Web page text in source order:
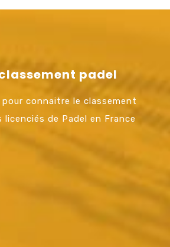
classement padel
pour connaitre le classement
de Padel en France